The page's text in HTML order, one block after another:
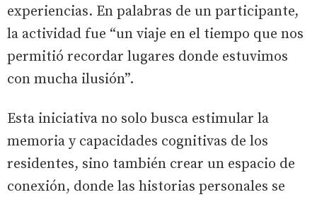
experiencias. En palabras de un participante,
la actividad fue “un viaje en el tiempo que nos
permitió recordar lugares donde estuvimos
con mucha ilusión”.
Esta iniciativa no solo busca estimular la
memoria y capacidades cognitivas de los
residentes, sino también crear un espacio de
conexión, donde las historias personales se